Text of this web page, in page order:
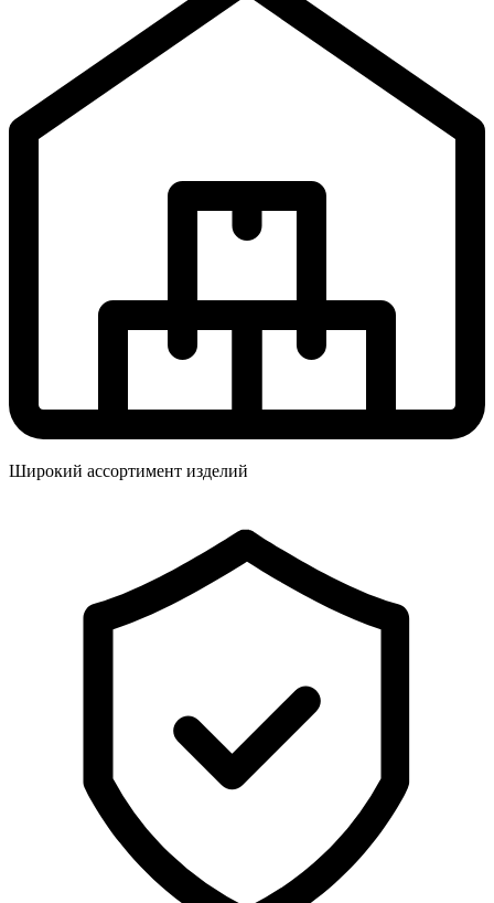
Широкий ассортимент изделий